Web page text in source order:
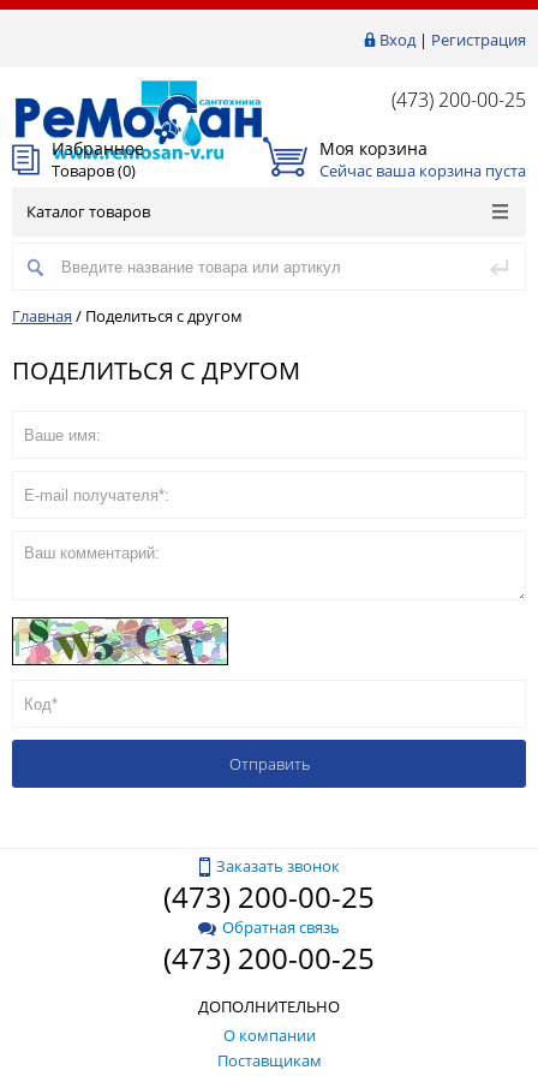
Вход| Регистрация
(473) 200-00-25
Избранное
Товаров (0)
Моя корзина
Сейчас ваша корзина пуста
Каталог товаров
Главная / Поделиться с другом
ПОДЕЛИТЬСЯ С ДРУГОМ
Заказать звонок
(473) 200-00-25
Обратная связь
(473) 200-00-25
ДОПОЛНИТЕЛЬНО
О компании
Поставщикам